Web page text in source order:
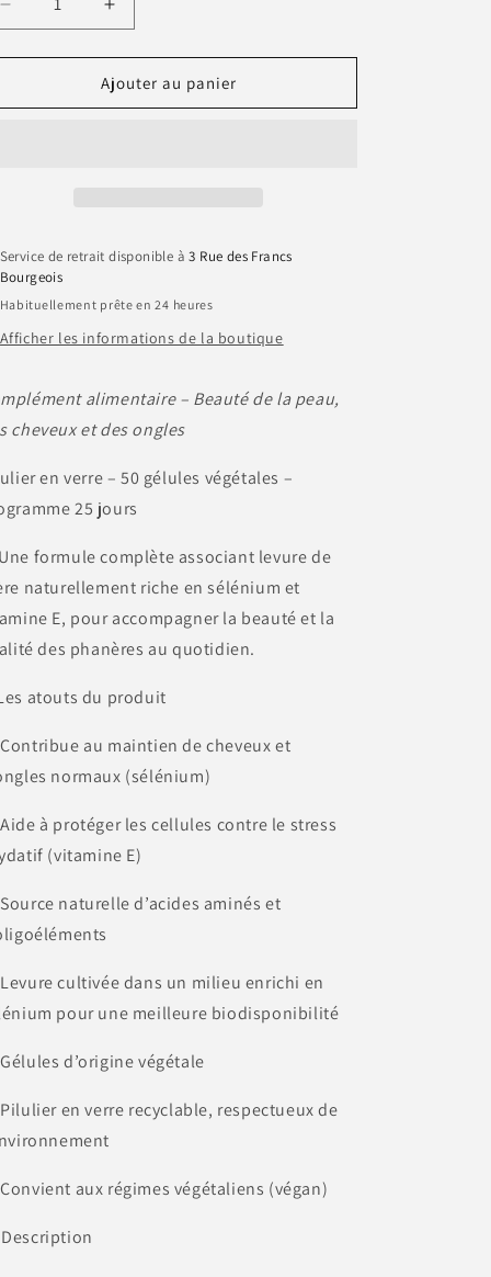
Réduire
la
quantité
🌿
Fleurance
Nature
Augmenter
la
quantité
de
🌿
Fleurance
Ajouter au panier
Service de retrait disponible à3 Rue des Francs
Bourgeois
Habituellement prête en 24 heures
Afficher les informations de la boutique
alimentaire – Beauté de la peau,
cheveux et des ongles
en verre – 50 gélules végétales –
25 jours
formule complète associant levure de
naturellement riche en sélénium et
E, pour accompagner la beauté et la
des phanères au quotidien.
atouts du produit
au maintien de cheveux et
normaux (sélénium)
à protéger les cellules contre le stress
(vitamine E)
naturelle d’acides aminés et
cultivée dans un milieu enrichi en
pour une meilleure biodisponibilité
d’origine végétale
en verre recyclable, respectueux de
aux régimes végétaliens (végan)